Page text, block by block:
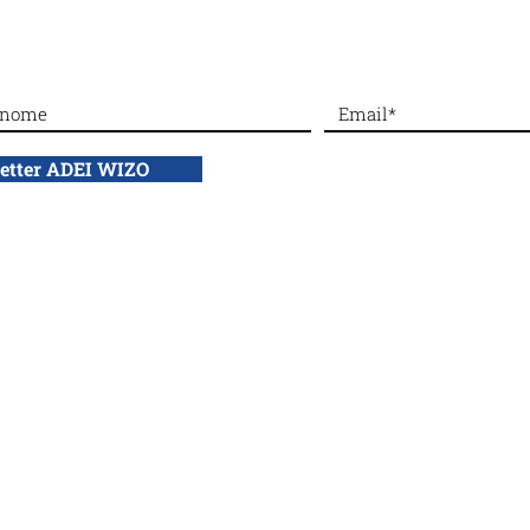
Da Ginevra al mondo si alza
la voce sul silenzio
ADEI WIZO